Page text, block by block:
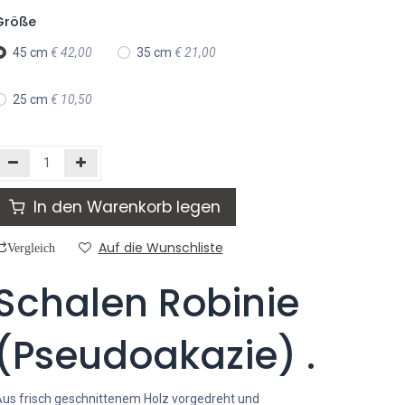
45 cm €42,00 35 cm €21,00
25 cm € 10,50
In den Warenkorb legen
Vergleich Auf die Wunschliste
Robinie
.
frisch geschnittenem Holz vorgedreht und